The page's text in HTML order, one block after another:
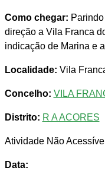
Como chegar:
direção a Vila Franca
indicação de Marina e
Localidade: Vila
Concelho: VILA
Distrito: R A ACORES
Atividade Não Acessível
Data: